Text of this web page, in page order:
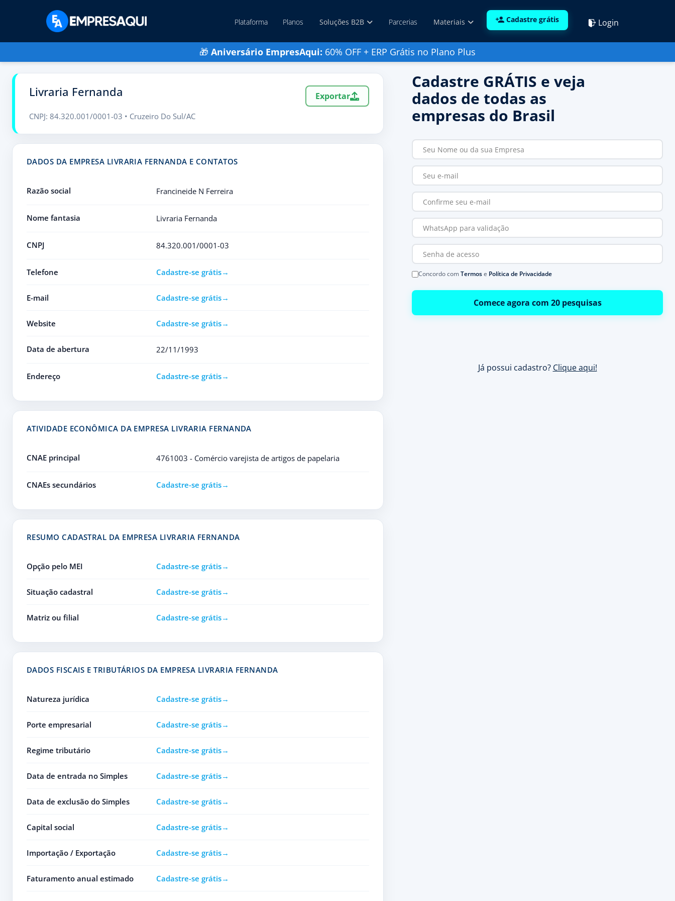
Plataforma Planos Soluções B2B Parcerias Materiais Cadastre grátis Login
🎁 Aniversário EmpresAqui: 60% OFF + ERP Grátis no Plano Plus
Livraria Fernanda Exportar
CNPJ: 84.320.001/0001-03 • Cruzeiro Do Sul/AC
DADOS DA EMPRESA LIVRARIA FERNANDA E CONTATOS
Razão social Francineide N Ferreira
Nome fantasia Livraria Fernanda
CNPJ 84.320.001/0001-03
Telefone Cadastre-se grátis
E-mail Cadastre-se grátis
Website Cadastre-se grátis
Data de abertura 22/11/1993
Endereço Cadastre-se grátis
ATIVIDADE ECONÔMICA DA EMPRESA LIVRARIA FERNANDA
CNAE principal 4761003 - Comércio varejista de artigos de papelaria
CNAEs secundários Cadastre-se grátis
RESUMO CADASTRAL DA EMPRESA LIVRARIA FERNANDA
Opção pelo MEI Cadastre-se grátis
Situação cadastral Cadastre-se grátis
Matriz ou filial Cadastre-se grátis
DADOS FISCAIS E TRIBUTÁRIOS DA EMPRESA LIVRARIA FERNANDA
Natureza jurídica Cadastre-se grátis
Porte empresarial Cadastre-se grátis
Regime tributário Cadastre-se grátis
Data de entrada no Simples Cadastre-se grátis
Data de exclusão do Simples Cadastre-se grátis
Capital social Cadastre-se grátis
Importação / Exportação Cadastre-se grátis
Faturamento anual estimado Cadastre-se grátis
Cadastre GRÁTIS e veja
dados de todas as
empresas do Brasil
Concordo comTermose Política de Privacidade
Comece agora com 20 pesquisas
Já possui cadastro? Clique aqui!